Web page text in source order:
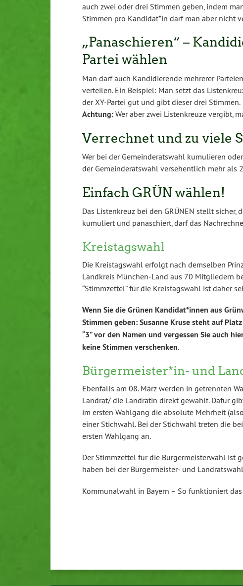
auch zwei oder drei Stimmen geben, indem
Stimmen pro Kandidat*in darf man aber nicht
„Panaschieren“ –
Partei wählen
Man darf auch Kandidierende mehrerer
verteilen. Ein Beispiel: Man setzt das
der XY-Partei gut und gibt dieser drei Stimmen.
Achtung: Wer aber zwei Listenkreuze vergibt,
Verrechnet und zu viele
Wer bei der Gemeinderatswahl kumulieren
der Gemeinderatswahl versehentlich mehr
Einfach GRÜN wählen!
Das Listenkreuz bei den GRÜNEN stellt sicher,
kumuliert und panaschiert, darf das
Kreistagswahl
Die Kreistagswahl erfolgt nach demselben
Landkreis München-Land aus 70 Mitgliedern
“Stimmzettel” für die Kreistagswahl ist daher
Wenn Sie die Grünen Kandidat*innen aus
Stimmen geben: Susanne Kruse steht auf
“3” vor den Namen und vergessen Sie auch
keine Stimmen verschenken.
Bürgermeister*in- und
Ebenfalls am 08. März werden in getrennten
Landrat/ die Landrätin direkt gewählt. Dafür
im ersten Wahlgang die absolute Mehrheit
einer Stichwahl. Bei der Stichwahl treten die
ersten Wahlgang an.
Der Stimmzettel für die Bürgermeisterwahl ist
haben bei der Bürgermeister- und
Kommunalwahl in Bayern – So funktioniert das